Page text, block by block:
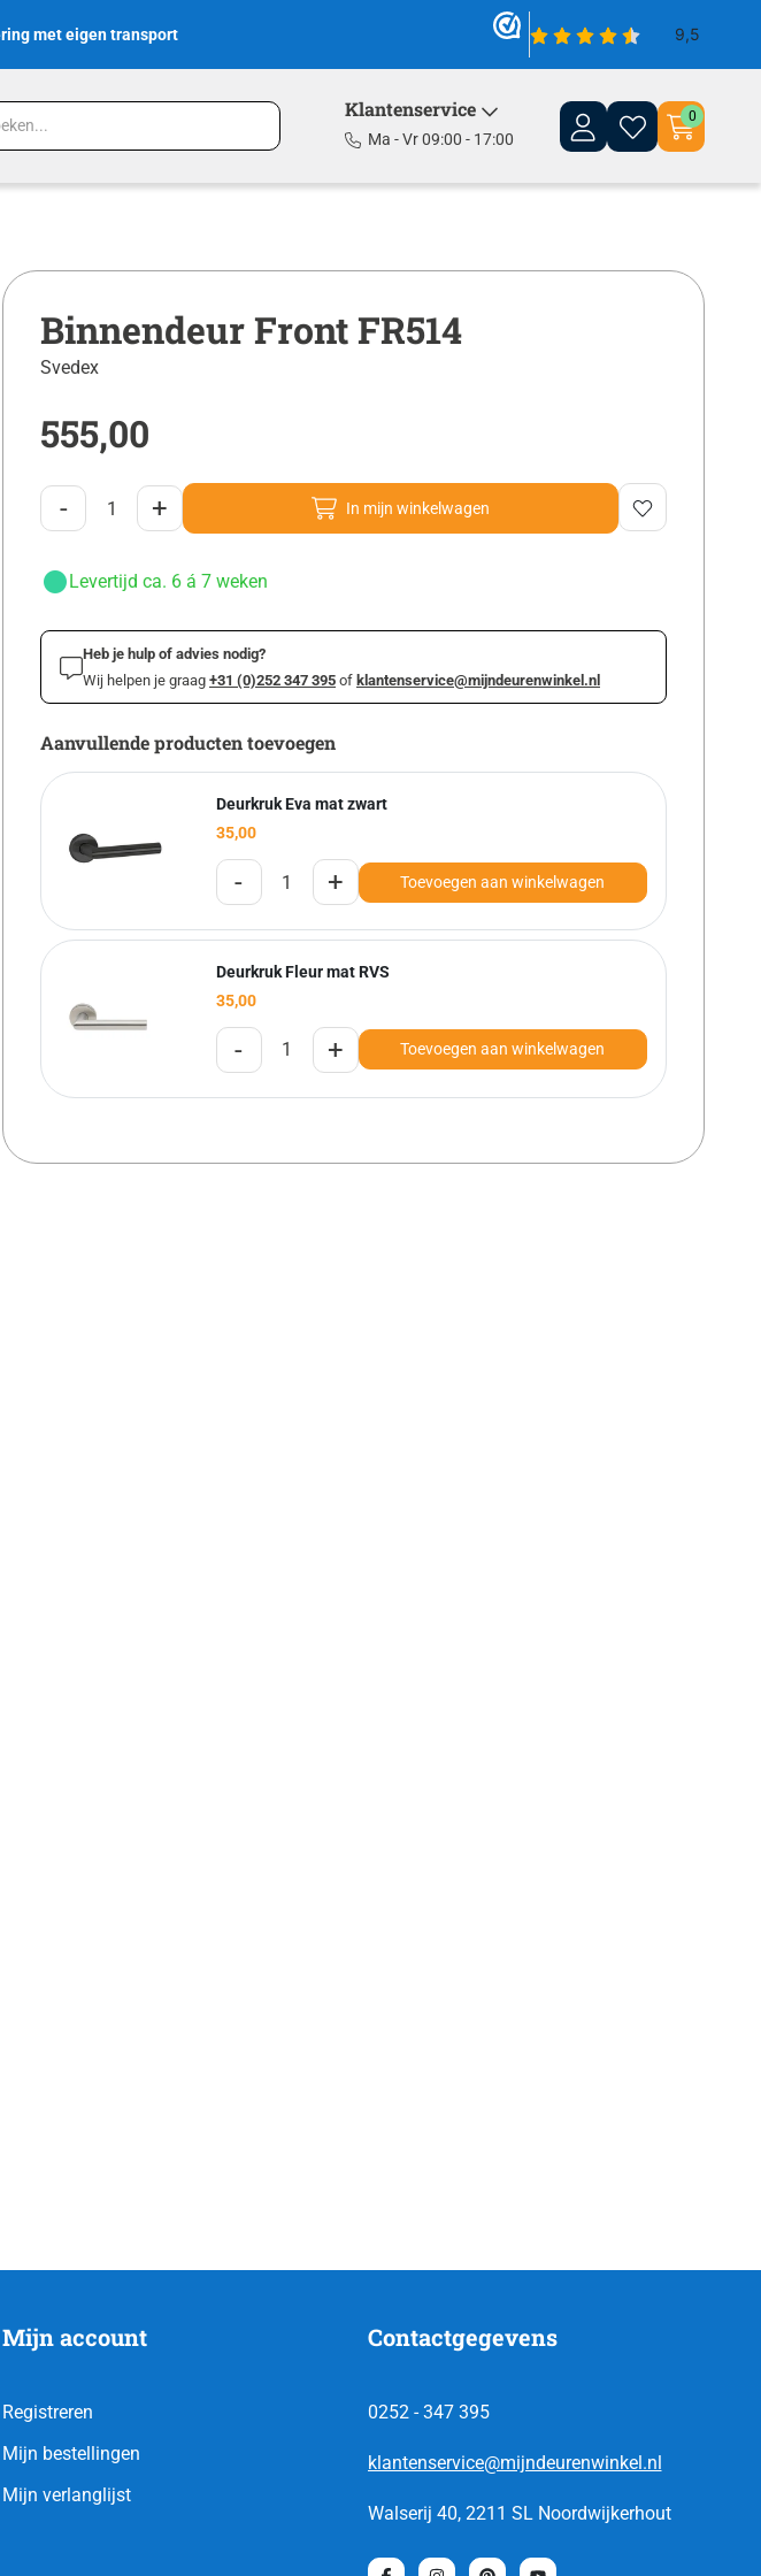
met eigen transport
Klantenservice
Ma - Vr 09:00 - 17:00
0
Binnendeur Front FR514
Svedex
555,00
- + In mijn winkelwagen
Levertijd ca. 6 á 7 weken
Heb je hulp of advies nodig?
Wij helpen je graag +31 (0)252 347 395 of klantenservice@mijndeurenwinkel.nl
Aanvullende producten toevoegen
Deurkruk Eva mat zwart
35,00
- + Toevoegen aan winkelwagen
Deurkruk Fleur mat RVS
35,00
- + Toevoegen aan winkelwagen
Mijn account
Registreren
Mijn bestellingen
Mijn verlanglijst
Contactgegevens
0252 - 347 395
klantenservice@mijndeurenwinkel.nl
Walserij 40, 2211 SL Noordwijkerhout